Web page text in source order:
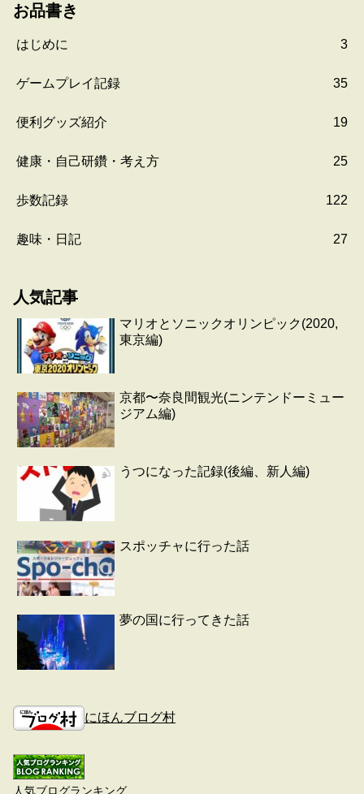
お品書き
はじめに 3
ゲームプレイ記録 35
便利グッズ紹介 19
健康・自己研鑽・考え方 25
歩数記録 122
趣味・日記 27
人気記事
マリオとソニックオリンピック(2020,
東京編)
京都〜奈良間観光(ニンテンドーミュー
ジアム編)
うつになった記録(後編、新人編)
スポッチャに行った話
夢の国に行ってきた話
にほんブログ村
人気ブログランキング